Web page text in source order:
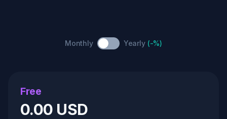
Monthly
Pay Yearly
Yearly (-%)
Free
0.00 USD